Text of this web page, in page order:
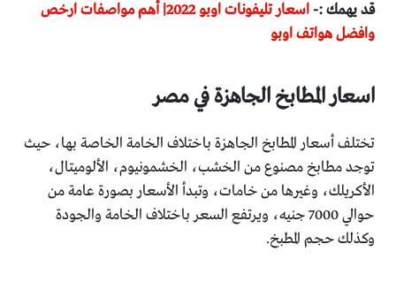
قد يهمك :-
اسعار تليفونات اوبو 2022| أهم مواصفات ارخص
وافضل هواتف اوبو
اسعار المطابخ الجاهزة في مصر
تختلف أسعار المطابخ الجاهزة باختلاف الخامة الخاصة بها، حيث
توجد مطابخ مصنوع من الخشب، الخشمونيوم، الألوميتال،
الأكريلك، وغيرها من خامات، وتبدأ الأسعار بصورة عامة من
حوالي 7000 جنيه، ويرتفع السعر باختلاف الخامة والجودة
وكذلك حجم المطبخ.